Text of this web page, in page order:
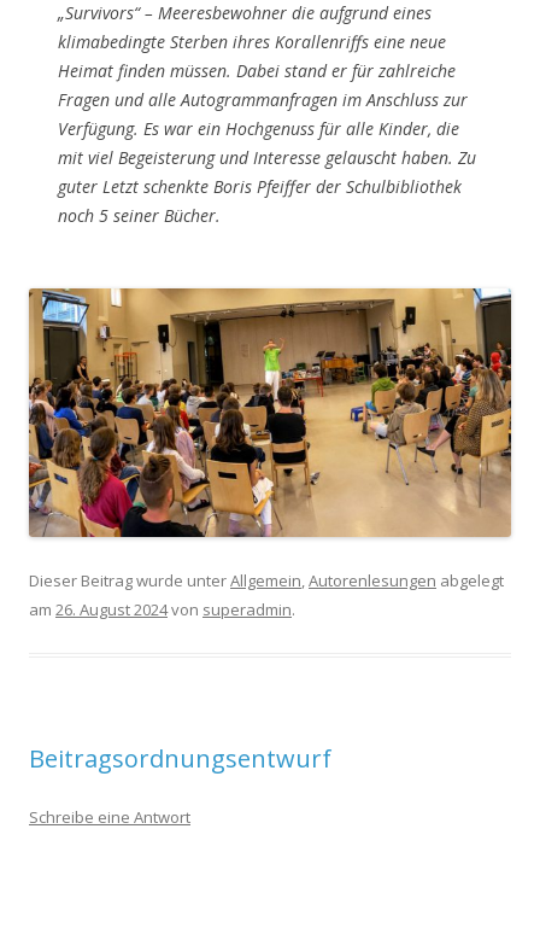
„Survivors“ – Meeresbewohner die aufgrund eines
klimabedingte Sterben ihres Korallenriffs eine neue
Heimat finden müssen. Dabei stand er für zahlreiche
Fragen und alle Autogrammanfragen im Anschluss zur
Verfügung. Es war ein Hochgenuss für alle Kinder, die
mit viel Begeisterung und Interesse gelauscht haben. Zu
guter Letzt schenkte Boris Pfeiffer der Schulbibliothek
noch 5 seiner Bücher.
Dieser Beitrag wurde unterAllgemein,Autorenlesungen abgelegt
am 26. August 2024von superadmin.
Beitragsordnungsentwurf
Schreibe eine Antwort